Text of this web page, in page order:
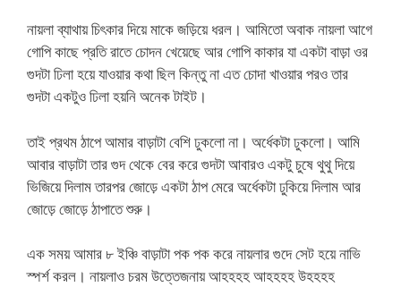
নায়লা ব্যাথায় চিৎকার দিয়ে মাকে জড়িয়ে ধরল। আমিতো অবাক নায়লা আগে
গোপি কাছে প্রতি রাতে চোদন খেয়েছে আর গোপি কাকার যা একটা বাড়া ওর
গুদটা ঢিলা হয়ে যাওয়ার কথা ছিল কিন্তু না এত চোদা খাওয়ার পরও তার
গুদটা একটুও ঢিলা হয়নি অনেক টাইট।
তাই প্রথম ঠাপে আমার বাড়াটা বেশি ঢুকলো না। অর্ধেকটা ঢুকলো। আমি
আবার বাড়াটা তার গুদ থেকে বের করে গুদটা আবারও একটু চুষে থুথু দিয়ে
ভিজিয়ে দিলাম তারপর জোড়ে একটা ঠাপ মেরে অর্ধেকটা ঢুকিয়ে দিলাম আর
জোড়ে জোড়ে ঠাপাতে শুরু।
এক সময় আমার ৮ ইঞ্চি বাড়াটা পক পক করে নায়লার গুদে সেট হয়ে নাভি
স্পর্শ করল। নায়লাও চরম উত্তেজনায় আহহহহ আহহহহ উহহহহ